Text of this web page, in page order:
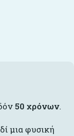
50 χρόνων.
μια φυσική